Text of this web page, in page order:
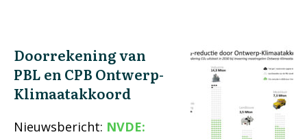
Doorrekening van
PBL en CPB Ontwerp-
Klimaatakkoord
Nieuwsbericht: NVDE: